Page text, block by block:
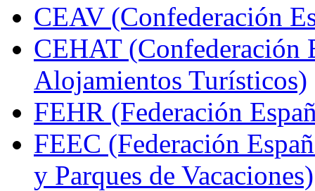
CEAV (Confederación
CEHAT (Confederación
Alojamientos Turísticos)
FEHR (Federación
FEEC (Federación
y Parques de Vacaciones)